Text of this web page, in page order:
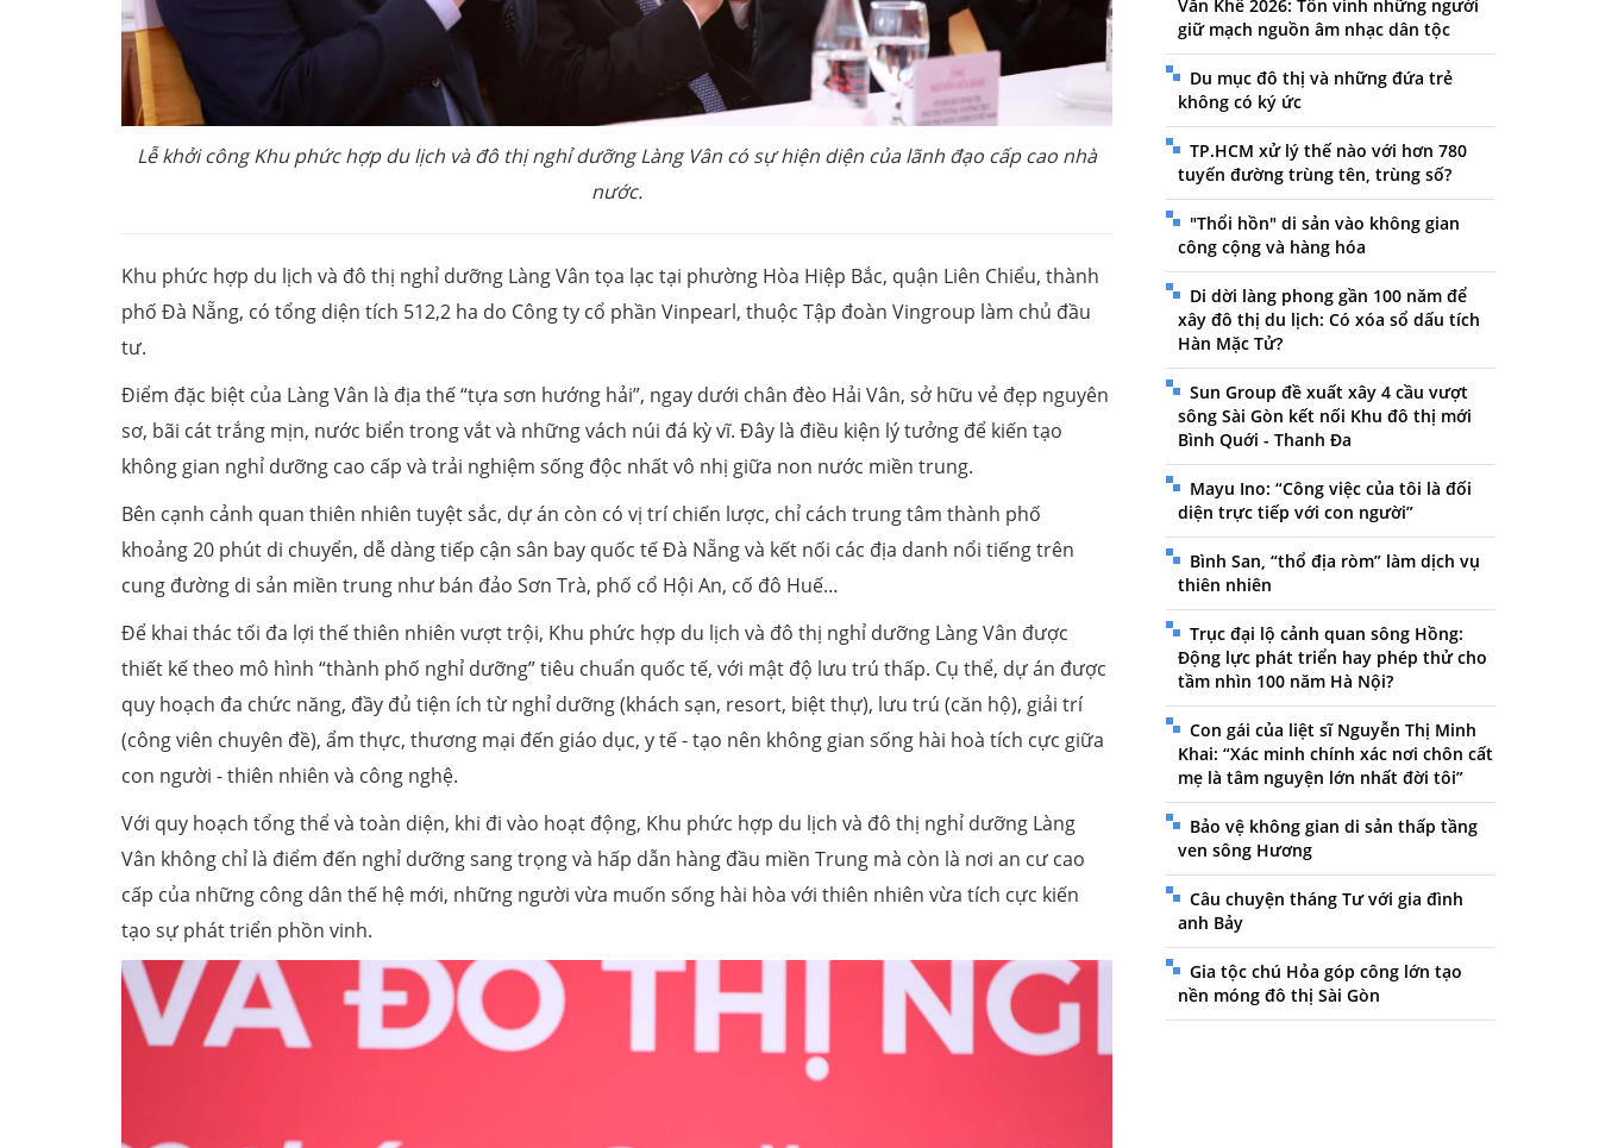
Lễ khởi công Khu phức hợp du lịch và đô thị nghỉ dưỡng Làng Vân có sự hiện diện của lãnh đạo cấp cao nhà
nước.
Khu phức hợp du lịch và đô thị nghỉ dưỡng Làng Vân tọa lạc tại phường Hòa Hiệp Bắc, quận Liên Chiểu, thành
phố Đà Nẵng, có tổng diện tích 512,2 ha do Công ty cổ phần Vinpearl, thuộc Tập đoàn Vingroup làm chủ đầu
tư.
Điểm đặc biệt của Làng Vân là địa thế “tựa sơn hướng hải”, ngay dưới chân đèo Hải Vân, sở hữu vẻ đẹp nguyên
sơ, bãi cát trắng mịn, nước biển trong vắt và những vách núi đá kỳ vĩ. Đây là điều kiện lý tưởng để kiến tạo
không gian nghỉ dưỡng cao cấp và trải nghiệm sống độc nhất vô nhị giữa non nước miền trung.
Bên cạnh cảnh quan thiên nhiên tuyệt sắc, dự án còn có vị trí chiến lược, chỉ cách trung tâm thành phố
khoảng 20 phút di chuyển, dễ dàng tiếp cận sân bay quốc tế Đà Nẵng và kết nối các địa danh nổi tiếng trên
cung đường di sản miền trung như bán đảo Sơn Trà, phố cổ Hội An, cố đô Huế…
Để khai thác tối đa lợi thế thiên nhiên vượt trội, Khu phức hợp du lịch và đô thị nghỉ dưỡng Làng Vân được
thiết kế theo mô hình “thành phố nghỉ dưỡng” tiêu chuẩn quốc tế, với mật độ lưu trú thấp. Cụ thể, dự án được
quy hoạch đa chức năng, đầy đủ tiện ích từ nghỉ dưỡng (khách sạn, resort, biệt thự), lưu trú (căn hộ), giải trí
(công viên chuyên đề), ẩm thực, thương mại đến giáo dục, y tế - tạo nên không gian sống hài hoà tích cực giữa
con người - thiên nhiên và công nghệ.
Với quy hoạch tổng thể và toàn diện, khi đi vào hoạt động, Khu phức hợp du lịch và đô thị nghỉ dưỡng Làng
Vân không chỉ là điểm đến nghỉ dưỡng sang trọng và hấp dẫn hàng đầu miền Trung mà còn là nơi an cư cao
cấp của những công dân thế hệ mới, những người vừa muốn sống hài hòa với thiên nhiên vừa tích cực kiến
tạo sự phát triển phồn vinh.
Văn Khê 2026: Tôn vinh những người
giữ mạch nguồn âm nhạc dân tộc
Du mục đô thị và những đứa trẻ
không có ký ức
TP.HCM xử lý thế nào với hơn 780
tuyến đường trùng tên, trùng số?
"Thổi hồn" di sản vào không gian
công cộng và hàng hóa
Di dời làng phong gần 100 năm để
xây đô thị du lịch: Có xóa sổ dấu tích
Hàn Mặc Tử?
Sun Group đề xuất xây 4 cầu vượt
sông Sài Gòn kết nối Khu đô thị mới
Bình Quới - Thanh Đa
Mayu Ino: “Công việc của tôi là đối
diện trực tiếp với con người”
Bình San, “thổ địa ròm” làm dịch vụ
thiên nhiên
Trục đại lộ cảnh quan sông Hồng:
Động lực phát triển hay phép thử cho
tầm nhìn 100 năm Hà Nội?
Con gái của liệt sĩ Nguyễn Thị Minh
Khai: “Xác minh chính xác nơi chôn cất
mẹ là tâm nguyện lớn nhất đời tôi”
Bảo vệ không gian di sản thấp tầng
ven sông Hương
Câu chuyện tháng Tư với gia đình
anh Bảy
Gia tộc chú Hỏa góp công lớn tạo
nền móng đô thị Sài Gòn